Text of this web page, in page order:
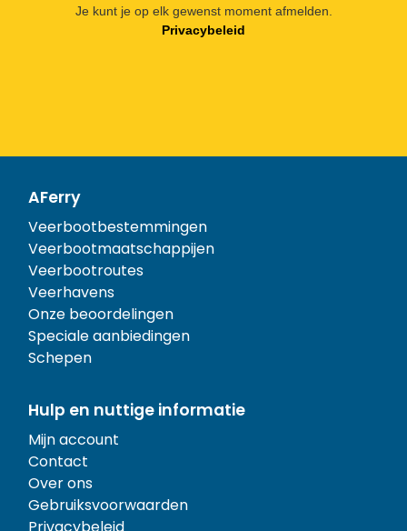
Je kunt je op elk gewenst moment afmelden.
Privacybeleid
AFerry
Veerbootbestemmingen
Veerbootmaatschappijen
Veerbootroutes
Veerhavens
Onze beoordelingen
Speciale aanbiedingen
Schepen
Hulp en nuttige informatie
Mijn account
Contact
Over ons
Gebruiksvoorwaarden